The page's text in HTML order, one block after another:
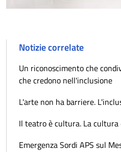
Notizie correlate
Un riconoscimento che
che credono nell'inclusione
L'arte non ha barriere.
Il teatro è cultura. La cultura
Emergenza Sordi APS sul